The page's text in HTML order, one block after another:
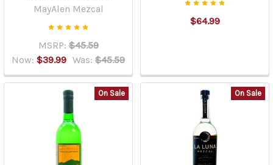
MayAlen Mezcal
MSRP: $45.59
Now: $39.99 Was: $45.59
$64.99
On Sale On Sale